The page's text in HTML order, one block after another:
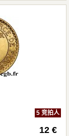
5 竞拍人
12 €